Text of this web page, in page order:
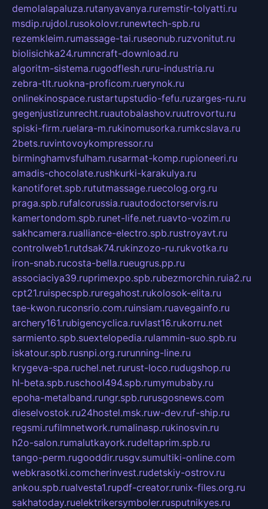
demolalapaluza.rutanyavanya.ruremstir-tolyatti.ru
msdip.rujdol.rusokolovr.runewtech-spb.ru
rezemkleim.rumassage-tai.ruseonub.ruzvonitut.ru
biolisichka24.rumncraft-download.ru
algoritm-sistema.rugodflesh.ruru-industria.ru
zebra-tlt.ruokna-proficom.ruerynok.ru
onlinekinospace.rustartupstudio-fefu.ruzarges-ru.ru
gegenjustizunrecht.ruautobalashov.ruutrovortu.ru
spiski-firm.ruelara-m.rukinomusorka.rumkcslava.ru
2bets.ruvintovoykompressor.ru
birminghamvsfulham.rusarmat-komp.rupioneeri.ru
amadis-chocolate.rushkurki-karakulya.ru
kanotiforet.spb.rututmassage.ruecolog.org.ru
praga.spb.rufalcorussia.ruautodoctorservis.ru
kamertondom.spb.runet-life.net.ruavto-vozim.ru
sakhcamera.rualliance-electro.spb.rustroyavt.ru
controlweb1.rutdsak74.rukinzozo-ru.rukvotka.ru
iron-snab.rucosta-bella.rueugrus.pp.ru
associaciya39.ruprimexpo.spb.rubezmorchin.ruia2.ru
cpt21.ruispecspb.ruregahost.rukolosok-elita.ru
tae-kwon.ruconsrio.com.ruinsiam.ruavegainfo.ru
archery161.rubigencyclica.ruvlast16.rukorru.net
sarmiento.spb.suextelopedia.rulammin-suo.spb.ru
iskatour.spb.rusnpi.org.rurunning-line.ru
krygeva-spa.ruchel.net.rurust-loco.rudugshop.ru
hl-beta.spb.ruschool494.spb.rumymubaby.ru
epoha-metalband.rungr.spb.rurusgosnews.com
dieselvostok.ru24hostel.msk.ruw-dev.ruf-ship.ru
regsmi.rufilmnetwork.rumalinasp.rukinosvin.ru
h2o-salon.rumalutkayork.rudeltaprim.spb.ru
tango-perm.rugooddir.rusgv.sumultiki-online.com
webkrasotki.comcherinvest.rudetskiy-ostrov.ru
ankou.spb.rualvesta1.rupdf-creator.runix-files.org.ru
sakhatoday.ruelektrikersymboler.rusputnikyes.ru